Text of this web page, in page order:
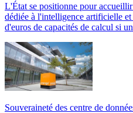
L'État se positionne pour
dédiée à l'intelligence artificielle
d'euros de capacités de calcul si
Souveraineté des centre de